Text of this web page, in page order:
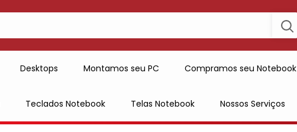
Desktops Montamos seu PC Compramos seu Notebook
Teclados Notebook Telas Notebook Nossos Serviços